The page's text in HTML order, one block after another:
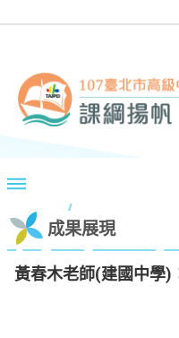
成果展現
黃春木老師(建國中學)